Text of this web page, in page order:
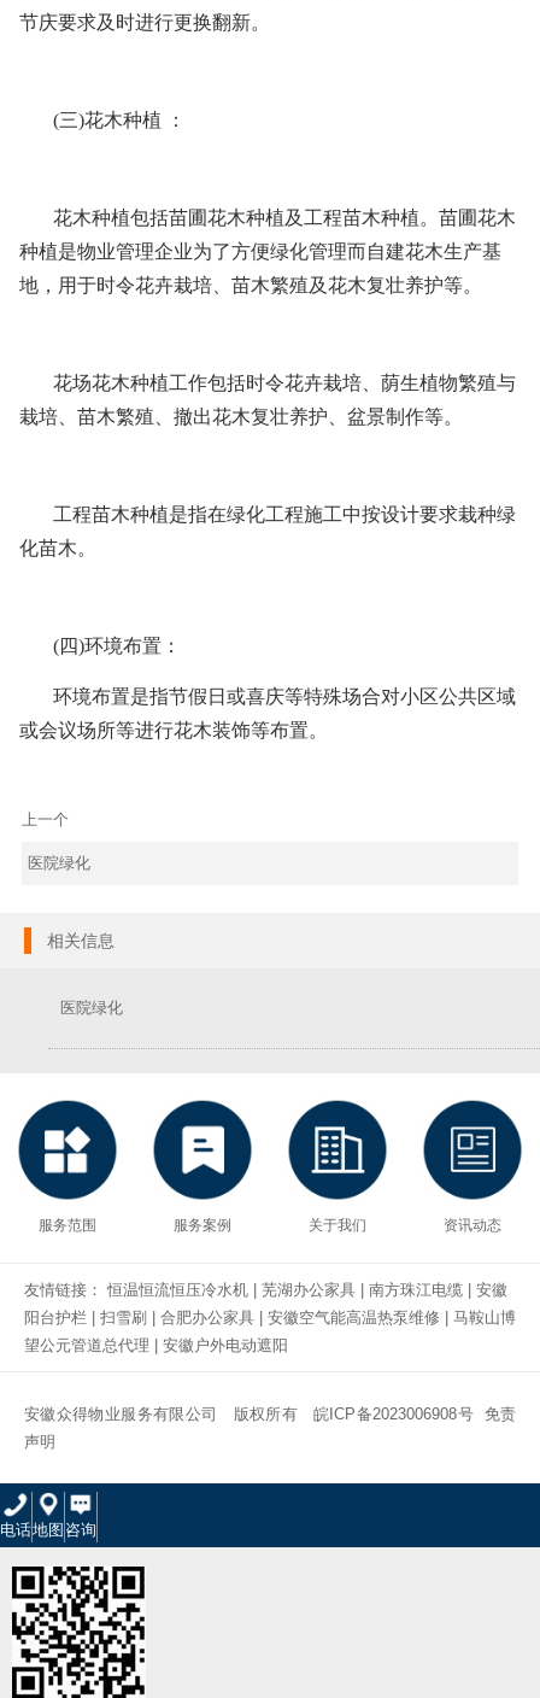
节庆要求及时进行更换翻新。
(三)花木种植 ：
花木种植包括苗圃花木种植及工程苗木种植。苗圃花木
种植是物业管理企业为了方便绿化管理而自建花木生产基
地，用于时令花卉栽培、苗木繁殖及花木复壮养护等。
花场花木种植工作包括时令花卉栽培、荫生植物繁殖与
栽培、苗木繁殖、撤出花木复壮养护、盆景制作等。
工程苗木种植是指在绿化工程施工中按设计要求栽种绿
化苗木。
(四)环境布置：
环境布置是指节假日或喜庆等特殊场合对小区公共区域
或会议场所等进行花木装饰等布置。
上一个
医院绿化
相关信息
医院绿化
服务范围 服务案例 关于我们 资讯动态
友情链接： 恒温恒流恒压冷水机 | 芜湖办公家具 | 南方珠江电缆 | 安徽
阳台护栏 | 扫雪刷 | 合肥办公家具 | 安徽空气能高温热泵维修 | 马鞍山博
望公元管道总代理 | 安徽户外电动遮阳
安徽众得物业服务有限公司 版权所有皖ICP备2023006908号
免责
声明
电话地图 咨询